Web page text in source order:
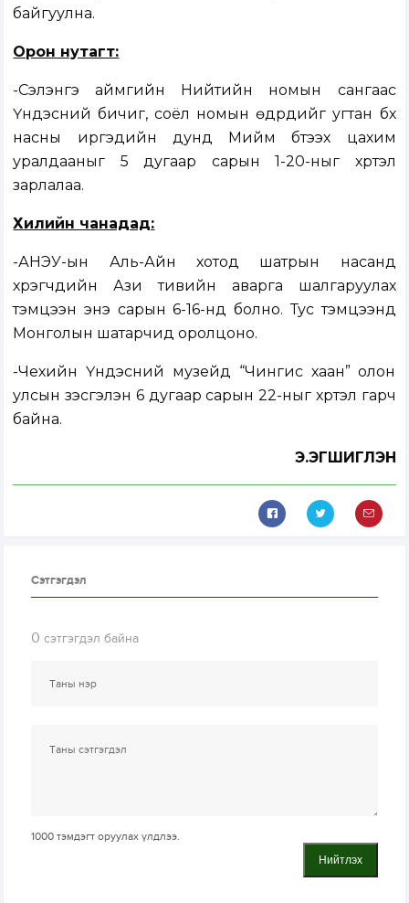
байгуулна.
Орон нутагт:
-Сэлэнгэ аймгийн Нийтийн номын сангаас
Үндэсний бичиг, соёл номын өдрүүдийг угтан бүх
насны иргэдийн дунд Мийм бүтээх цахим
уралдааныг 5 дугаар сарын 1-20-ныг хүртэл
зарлалаа.
Хилийн чанадад:
-АНЭУ-ын Аль-Айн хотод шатрын насанд
хүрэгчдийн Ази тивийн аварга шалгаруулах
тэмцээн энэ сарын 6-16-нд болно. Тус тэмцээнд
Монголын шатарчид оролцоно.
-Чехийн Үндэсний музейд “Чингис хаан” олон
улсын үзэсгэлэн 6 дугаар сарын 22-ныг хүртэл гарч
байна.
Э.ЭГШИГЛЭН
Сэтгэгдэл
0 сэтгэгдэл байна
1000 тэмдэгт оруулах үлдлээ.
Нийтлэх